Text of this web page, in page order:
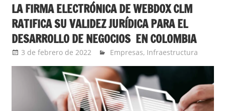
LA FIRMA ELECTRÓNICA DE WEBDOX CLM
RATIFICA SU VALIDEZ JURÍDICA PARA EL
DESARROLLO DE NEGOCIOS EN COLOMBIA
3 de febrero de 2022 Ernesto Herrera
Empresas, Infraestructura